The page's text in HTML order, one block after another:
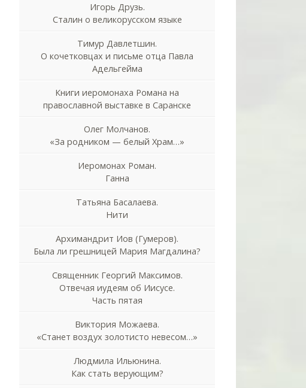
Игорь Друзь.
Сталин о великорусском языке
Тимур Давлетшин.
О кочетковцах и письме отца Павла
Адельгейма
Книги иеромонаха Романа на
православной выставке в Саранске
Олег Молчанов.
«За родником — белый Храм…»
Иеромонах Роман.
Ганна
Татьяна Басалаева.
Нити
Архимандрит Иов (Гумеров).
Была ли грешницей Мария Магдалина?
Священник Георгий Максимов.
Отвечая иудеям об Иисусе.
Часть пятая
Виктория Можаева.
«Станет воздух золотисто невесом…»
Людмила Ильюнина.
Как стать верующим?